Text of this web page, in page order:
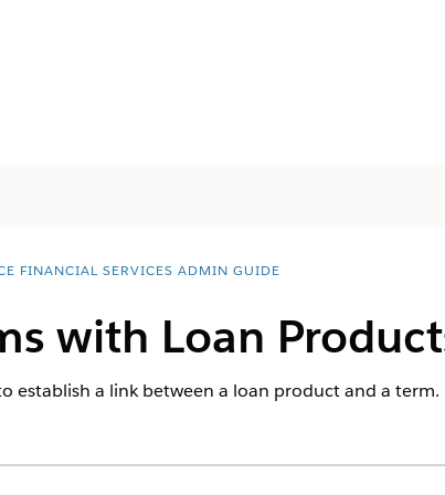
FINANCIAL SERVICES ADMIN GUIDE
with Loan
establish a link between a loan product and a term.